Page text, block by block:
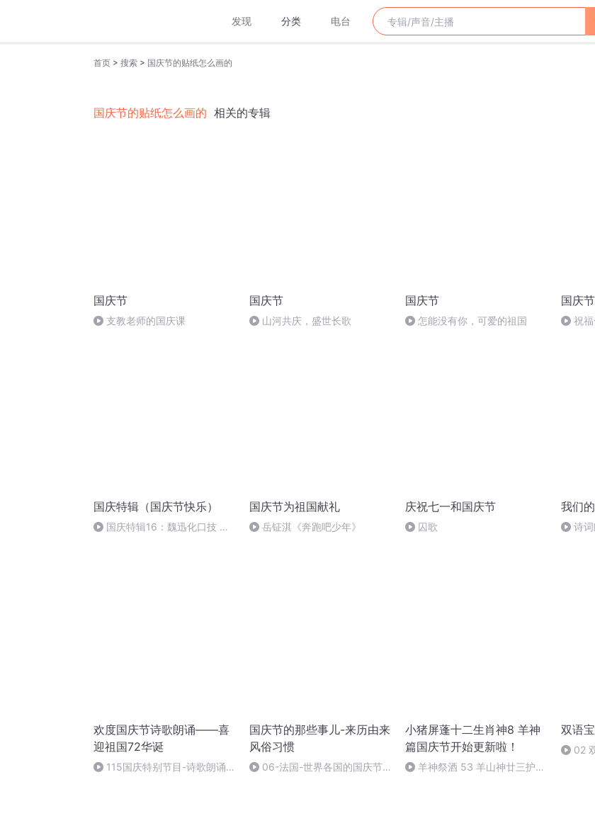
发现 分类 电台
首页 > 搜索 > 国庆节的贴纸怎么画的
国庆节的贴纸怎么画的 相关的专辑
国庆节
支教老师的国庆课
国庆节
山河共庆，盛世长歌
国庆节
怎能没有你，可爱的祖国
国庆节
祝
国庆特辑（国庆节快乐）
国庆特辑16：魏迅化口技 二
国庆节为祖国献礼
岳钲淇《奔跑吧少年》
庆祝七一和国庆节
囚歌
我们
诗词
欢度国庆节诗歌朗诵——喜
迎祖国72华诞
115国庆特别节目-诗歌朗诵-
国庆节的那些事儿-来历由来
风俗习惯
06-法国-世界各国的国庆节-
小猪屏蓬十二生肖神8 羊神
篇国庆节开始更新啦！
羊神祭酒 53 羊山神廿三护祭
双语
02